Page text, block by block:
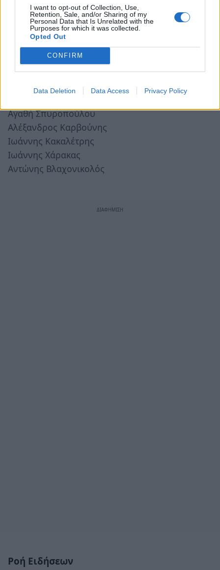
I want to opt-out of Collection, Use,
Retention, Sale, and/or Sharing of my
Personal Data that Is Unrelated with the
Purposes for which it was collected.
Opted Out
CONFIRM
Data Deletion Data Access Privacy Policy
Για την
Επιτροπή Φίλων Νεφροπαθών Σπάρτης
Αγαθή Σπυροπούλου
Αλέξανδρος Καρβούνης
Ιωάννης Κακαλέτρης
Ιωάννης Χάρακας
Αντώνης Βλαχονικολός
Ροή Ειδήσεων